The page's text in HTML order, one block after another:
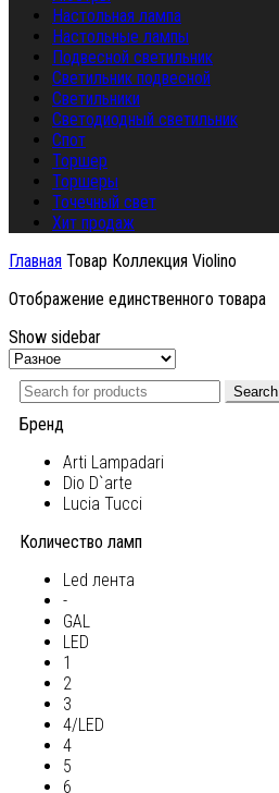
Настольная лампа
Настольные лампы
Подвесной светильник
Светильник подвесной
Светильники
Светодиодный светильник
Спот
Торшер
Торшеры
Точечный свет
Хит продаж
Главная Товар Коллекция Violino
Отображение единственного товара
Show sidebar
Search
Бренд
Arti Lampadari
Dio D`arte
Lucia Tucci
Количество ламп
Led лента
-
GAL
LED
1
2
3
4/LED
4
5
6